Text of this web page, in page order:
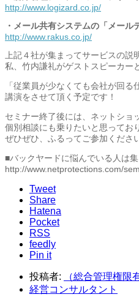
http://www.logizard.co.jp/
・メール共有システムの「メール
http://www.rakus.co.jp/
上記４社が集まってサービスの説
私、竹内謙礼がゲストスピーカー
「従業員が少なくても会社が回る
講演をさせて頂く予定です！
セミナー終了後には、ネットショ
個別相談にも乗りたいと思ってお
ぜひぜひ、ふるってご参加くださ
■バックヤードに悩んでいる人は集
http://www.netprotections.com/
Tweet
Share
Hatena
Pocket
RSS
feedly
Pin it
投稿者:
（総合管理権限
経営コンサルタント